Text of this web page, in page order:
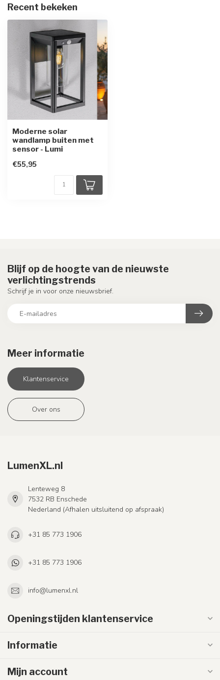
Recent bekeken
Moderne solar
wandlamp buiten met
sensor - Lumi
€55,95
Meer informatie
Klantenservice
Over ons
Blijf op de hoogte van de nieuwste
verlichtingstrends
Schrijf je in voor onze nieuwsbrief.
LumenXL.nl
Lenteweg 8
7532 RB Enschede
Nederland (Afhalen uitsluitend op afspraak)
+31 85 773 1906
+31 85 773 1906
info@lumenxl.nl
Openingstijden klantenservice
Informatie
Mijn account